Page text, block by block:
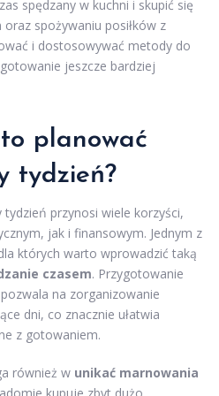
spędzany w kuchni i skupić się
spożywaniu posiłków z
i dostosowywać metody do
jeszcze bardziej
planować
tydzień?
tydzień przynosi wiele korzyści,
jak i finansowym. Jednym z
których warto wprowadzić taką
czasem. Przygotowanie
na zorganizowanie
dni, co znacznie ułatwia
z gotowaniem.
również w unikać marnowania
kupuje zbyt dużo